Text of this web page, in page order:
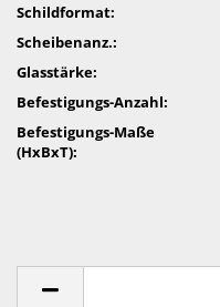
Schildformat:
Scheibenanz.:
Glasstärke:
Befestigungs-Anzahl:
Befestigungs-Maße
(HxBxT):